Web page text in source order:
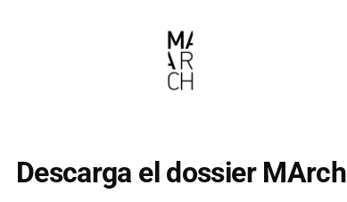
Descarga el dossier MArch